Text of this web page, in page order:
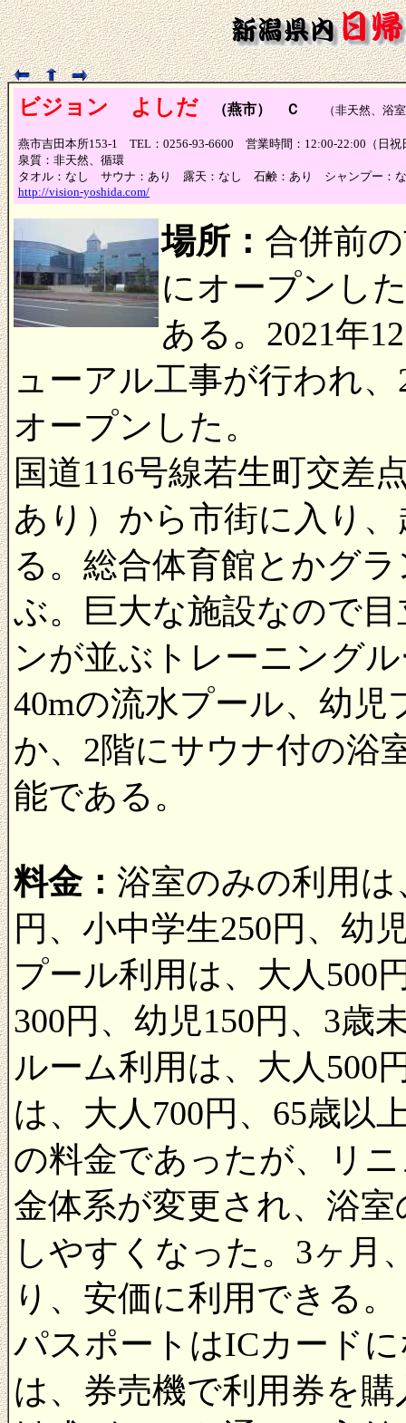
ビジョン よしだ （燕市） Ｃ （非天然、浴室
燕市吉田本所153-1 TEL：0256-93-6600 営業時間：12:00-22:00（日
泉質：非天然、循環
タオル：なし サウナ：あり 露天：なし 石鹸：あり シャンプー：
http://vision-yoshida.com/
場所： 合併前
にオープンし
ある。2021年
ューアル工事が行われ
オープンした。
国道116号線若生町交差
あり）から市街に入り
る。総合体育館とかグ
ぶ。巨大な施設なので
ンが並ぶトレーニング
40mの流水プール、幼
か、2階にサウナ付の浴
能である。
料金： 浴室のみの利用は
円、小中学生250円、幼
プール利用は、大人500
300円、幼児150円、3歳
ルーム利用は、大人500
は、大人700円、65歳以
の料金であったが、リ
金体系が変更され、浴
しやすくなった。3ヶ月
り、安価に利用できる。
パスポートはICカード
は、券売機で利用券を